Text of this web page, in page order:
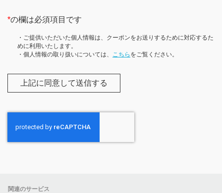
*の欄は必須項目です
・ご提供いただいた個人情報は、クーポンをお送りするために対応するた
めに利用いたします。
・個人情報の取り扱いについては、
こちら をご覧ください。
関連のサービス